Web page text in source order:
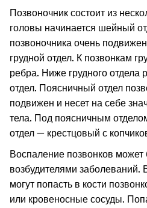
Позвоночник состоит из
головы начинается шейный
позвоночника очень
грудной отдел. К позвонкам
ребра. Ниже грудного отдела
отдел. Поясничный отдел
подвижен и несет на себе
тела. Под поясничным
отдел — крестцовый с
Воспаление позвонков
возбудителями заболеваний.
могут попасть в кости
или кровеносные сосуды.